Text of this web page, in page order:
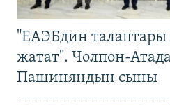
"ЕАЭБдин талаптары
жатат". Чолпон-
Пашиняндын сыны